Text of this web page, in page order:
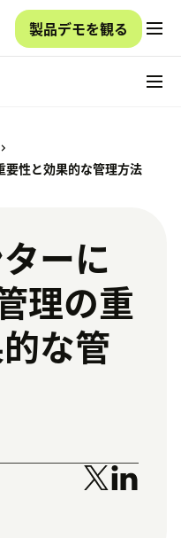
製品デモを観る
要性と効果的な管理方法
ーに
理の重
な管